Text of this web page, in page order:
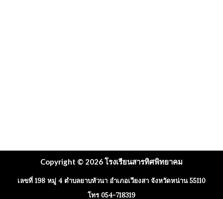
Copyright © 2026 โรงเรียนสารทิศพิทยาคม
เลขที่ 198 หมู่ 4 ตำบลยาบหัวนา อำเภอเวียงสา จังหวัดหน่าน 55110
โทร 054-718319